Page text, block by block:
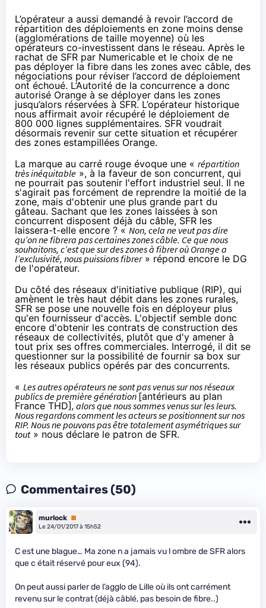
L’opérateur a aussi demandé à revoir l’accord de
répartition des déploiements en zone moins dense
(agglomérations de taille moyenne) où les
opérateurs co-investissent dans le réseau. Après le
rachat de SFR par Numericable et le choix de ne
pas déployer la fibre dans les zones avec câble, des
négociations pour réviser l’accord de déploiement
ont échoué. L’Autorité de la concurrence a donc
autorisé Orange à se déployer dans les zones
jusqu’alors réservées à SFR. L’opérateur historique
nous affirmait avoir récupéré le déploiement de
800 000 lignes supplémentaires. SFR voudrait
désormais revenir sur cette situation et récupérer
des zones estampillées Orange.
La marque au carré rouge évoque une « répartition
très inéquitable », à la faveur de son concurrent, qui
ne pourrait pas soutenir l'effort industriel seul. Il ne
s'agirait pas forcément de reprendre la moitié de la
zone, mais d'obtenir une plus grande part du
gâteau. Sachant que les zones laissées à son
concurrent disposent déjà du câble, SFR les
laissera-t-elle encore ? « Non, cela ne veut pas dire
qu’on ne fibrera pas certaines zones câble. Ce que nous
souhaitons, c’est que sur des zones à fibrer où Orangea
l’exclusivité, nous puissions fibrer» répond encore le DG
de l'opérateur.
Du côté des réseaux d'initiative publique (RIP), qui
amènent le très haut débit dans les zones rurales,
SFR se pose une nouvelle fois en déployeur plus
qu'en fournisseur d'accès. L'objectif semble donc
encore d'obtenir les contrats de construction des
réseaux de collectivités, plutôt que d'y amener à
tout prix ses offres commerciales. Interrogé, il dit se
questionner sur la possibilité de fournir sa box sur
les réseaux publics opérés par des concurrents.
« Les autres opérateurs ne sont pas venus sur nos réseaux
publics de première génération[antérieurs au plan
France THD], alors que nous sommes venus sur les leurs.
Nous regardons comment les acteurs se positionnent sur nos
RIP. Nous ne pouvons pas être totalement asymétriques sur
tout» nous déclare le patron de SFR.
Commentaires (50)
murlock Premium
Le 24/01/2017 à 15h52
C est une blague… Ma zone n a jamais vu l ombre de SFR alors
que c était réservé pour eux (94).
On peut aussi parler de l’agglo de Lille où ils ont carrément
revenu sur le contrat (déjà câblé, pas besoin de fibre..)